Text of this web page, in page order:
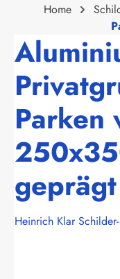
Home
Parken
geprägt
Heinrich Klar